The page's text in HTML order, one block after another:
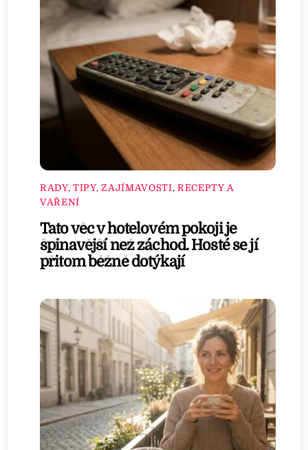
RADY, TIPY, ZAJÍMAVOSTI, RECEPTY A
VAŘENÍ
Tato věc v hotelovém pokoji je
špinavější než záchod. Hosté se jí
přitom běžně dotýkají